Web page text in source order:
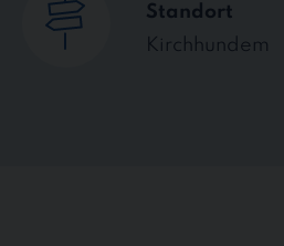
Standort
Kirchhundem